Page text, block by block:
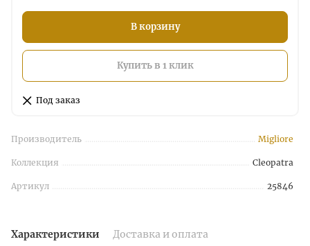
В корзину
Купить в 1 клик
Под заказ
Производитель Migliore
Коллекция Cleopatra
Артикул 25846
Характеристики Доставка и оплата